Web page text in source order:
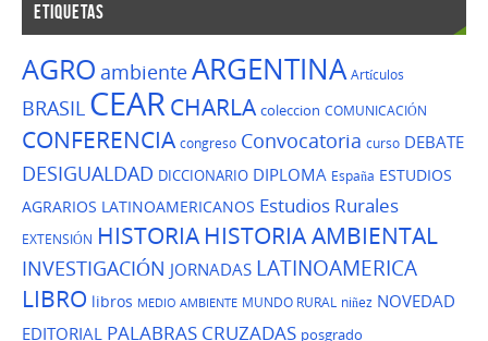
ETIQUETAS
AGRO ambienteARGENTINA Artículos
BRASIL CEARCHARLA coleccion COMUNICACIÓN
CONFERENCIA congreso Convocatoria curso DEBATE
DESIGUALDAD DICCIONARIO DIPLOMA España ESTUDIOS
AGRARIOS LATINOAMERICANOS Estudios Rurales
EXTENSIÓN HISTORIA HISTORIA AMBIENTAL
INVESTIGACIÓN JORNADAS LATINOAMERICA
LIBRO libros MEDIO AMBIENTE MUNDO RURAL niñez NOVEDAD
EDITORIAL PALABRAS CRUZADAS posgrado